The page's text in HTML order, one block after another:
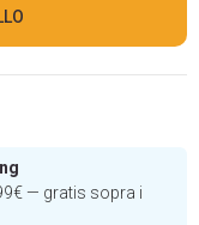
— gratis sopra i